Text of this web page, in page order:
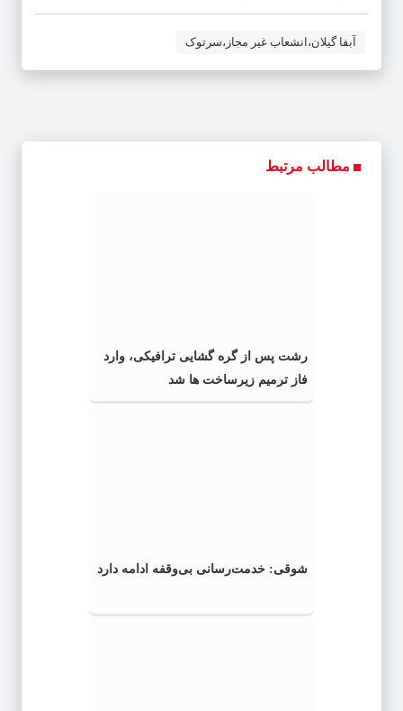
آبفا گیلان،انشعاب غیر مجاز،سرتوک
مطالب مرتبط
رشت پس از گره گشایی ترافیکی، وارد
فاز ترمیم زیرساخت ها شد
شوقی: خدمت‌رسانی بی‌وقفه ادامه دارد